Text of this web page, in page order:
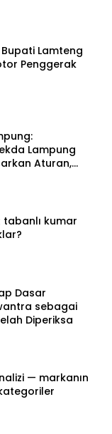
Lamteng
Penggerak
Lampung
Aturan,
kumar
Dasar
sebagai
Diperiksa
— markanın